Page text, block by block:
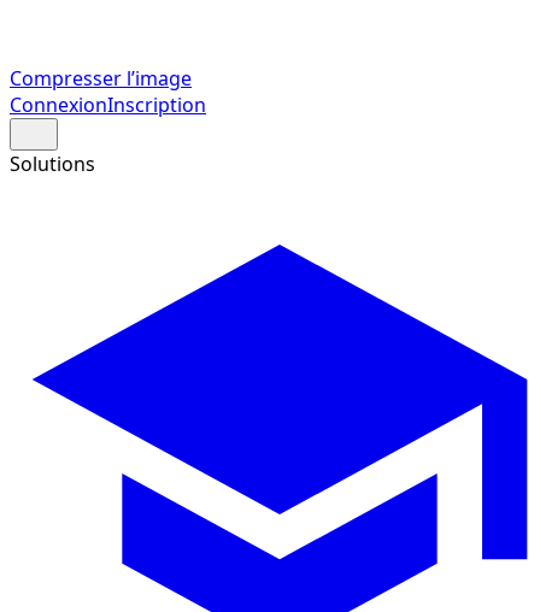
Compresser l’image
ConnexionInscription
Solutions